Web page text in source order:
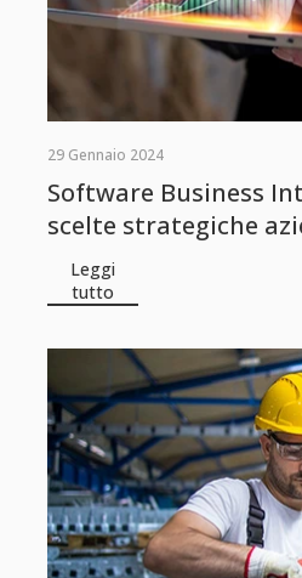
29 Gennaio 2024
Software Business
scelte strategiche
Leggi
tutto